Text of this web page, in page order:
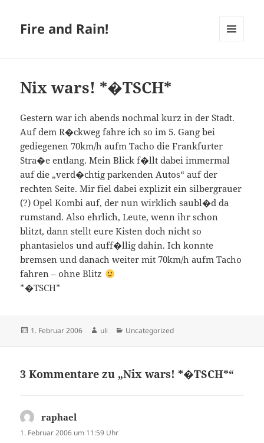
Fire and Rain!
Nix wars! *�TSCH*
Gestern war ich abends nochmal kurz in der Stadt.
Auf dem R�ckweg fahre ich so im 5. Gang bei
gediegenen 70km/h aufm Tacho die Frankfurter
Stra�e entlang. Mein Blick f�llt dabei immermal
auf die „verd�chtig parkenden Autos“ auf der
rechten Seite. Mir fiel dabei explizit ein silbergrauer
(?) Opel Kombi auf, der nun wirklich saubl�d da
rumstand. Also ehrlich, Leute, wenn ihr schon
blitzt, dann stellt eure Kisten doch nicht so
phantasielos und auff�llig dahin. Ich konnte
bremsen und danach weiter mit 70km/h aufm Tacho
fahren – ohne Blitz
*�TSCH*
Veröffentlicht
1. Februar 2006 Autor
uli Kategorien
Uncategorized
3 Kommentare zu „Nix wars! *�TSCH*“
raphael
1. Februar 2006 um 11:59 Uhr